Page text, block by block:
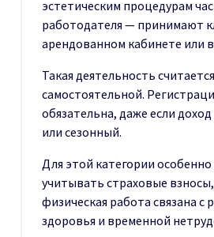
эстетическим процедурам
работодателя — принимают
арендованном кабинете или
Такая деятельность считается
самостоятельной.
обязательна, даже если
или сезонный.
Для этой категории
учитывать страховые
физическая работа связана с
здоровья и временной